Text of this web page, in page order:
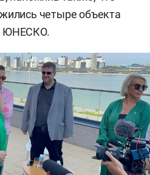
четыре объекта
ЮНЕСКО.